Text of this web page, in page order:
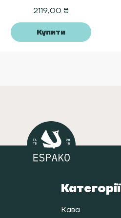
2119,00 ₴
Купити
Категорії
Кава